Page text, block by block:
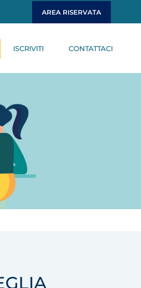
AREA RISERVATA
ISCRIVITI CONTATTACI